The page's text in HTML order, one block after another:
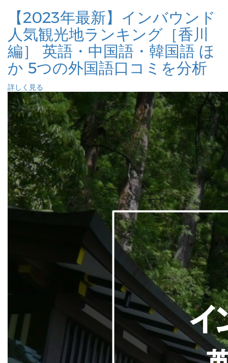
【2023年最新】インバウンド
人気観光地ランキング［香川
編］ 英語・中国語・韓国語 ほ
か 5つの外国語口コミを分析
詳しく見る